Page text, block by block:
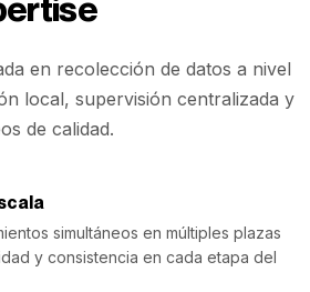
en recolección de datos a nivel
local, supervisión centralizada y
de calidad.
simultáneos en múltiples plazas
y consistencia en cada etapa del